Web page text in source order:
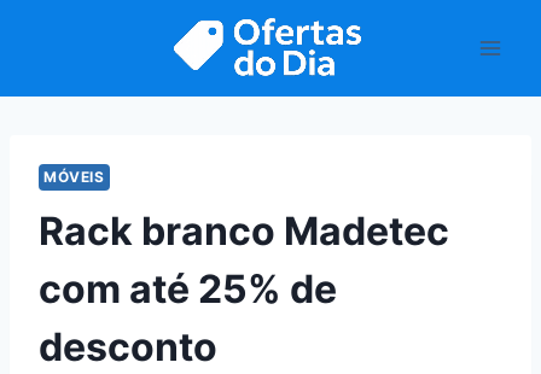
MÓVEIS
Rack branco Madetec
com até 25% de
desconto